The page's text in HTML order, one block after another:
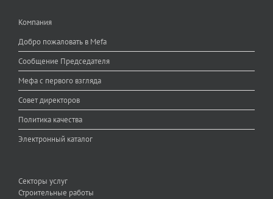
Компания
Добро пожаловать в Mefa
Сообщение Председателя
Мефа с первого взгляда
Совет директоров
Политика качества
Электронный каталог
Секторы услуг
Строительные работы